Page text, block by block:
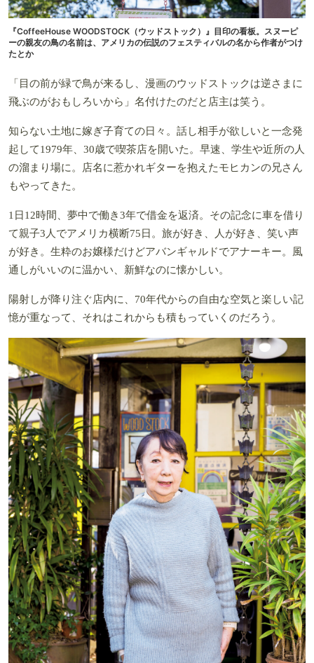
『CoffeeHouse WOODSTOCK（ウッドストック）』目印の看板。スヌーピ
ーの親友の鳥の名前は、アメリカの伝説のフェスティバルの名から作者がつけ
たとか
「目の前が緑で鳥が来るし、漫画のウッドストックは逆さまに
飛ぶのがおもしろいから」名付けたのだと店主は笑う。
知らない土地に嫁ぎ子育ての日々。話し相手が欲しいと一念発
起して1979年、30歳で喫茶店を開いた。早速、学生や近所の人
の溜まり場に。店名に惹かれギターを抱えたモヒカンの兄さん
もやってきた。
1日12時間、夢中で働き3年で借金を返済。その記念に車を借り
て親子3人でアメリカ横断75日。旅が好き、人が好き、笑い声
が好き。生粋のお嬢様だけどアバンギャルドでアナーキー。風
通しがいいのに温かい、新鮮なのに懐かしい。
陽射しが降り注ぐ店内に、70年代からの自由な空気と楽しい記
憶が重なって、それはこれからも積もっていくのだろう。